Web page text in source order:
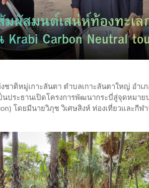
าติหมู่เกาะลันตา ตำบลเกาะลันตาใหญ่ อำเ
นประธานเปิดโครงการพัฒนากระบี่สู่จุดหมาย
โดยมีนายวิภุช วิเศษสิงห์ ท่องเที่ยวและกีฬ